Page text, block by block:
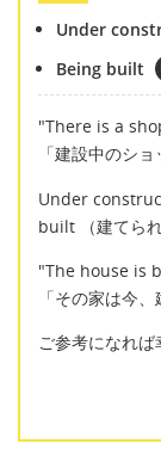
Under
Being built
"There is a
「建設中のシ
Under
built （建てら
"The house is
「その家は今
ご参考になれば